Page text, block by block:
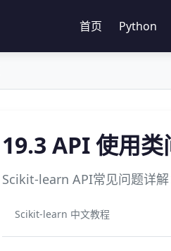
首页 Python
19.3 API 使用类
Scikit-learn API常见问题详
Scikit-learn 中文教程